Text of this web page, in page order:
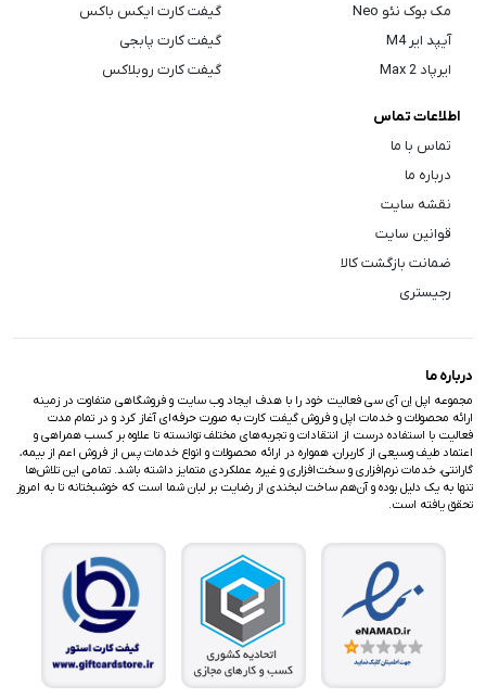
مک بوک نئو Neo
آیپد ایر M4
ایرپاد Max 2
گیفت کارت ایکس باکس
گیفت کارت پابجی
گیفت کارت روبلاکس
اطلاعات تماس
تماس با ما
درباره ما
نقشه سایت
قوانین سایت
ضمانت بازگشت کالا
رجیستری
درباره ما
مجموعه اپل اِن آی سی فعالیت خود را با هدف ایجاد وب سایت و فروشگاهی متفاوت در زمینه
ارائه محصولات و خدمات اپل و فروش گیفت کارت به صورت حرفه‌ای آغاز کرد و در تمام مدت
فعالیت با استفاده درست از انتقادات و تجربه‌های مختلف توانسته تا علاوه بر کسب همراهی و
اعتماد طیف وسیعی از کاربران، همواره در ارائه محصولات و انواع خدمات پس از فروش اعم از بیمه،
گارانتی، خدمات نرم‌افزاری و سخت‌افزاری و غیره، عملکردی متمایز داشته باشد. تمامی این تلاش‌ها
تنها به یک دلیل بوده و آن‌هم ساخت لبخندی از رضایت بر لبان شما است که خوشبختانه تا به امروز
تحقق یافته است.